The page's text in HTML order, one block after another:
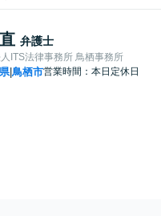
弁護士
ITS法律事務所 鳥栖事務所
|鳥栖市営業時間：本日定休日